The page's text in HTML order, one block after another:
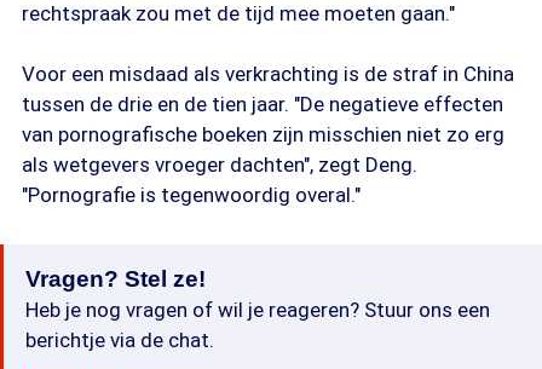
rechtspraak zou met de tijd mee moeten gaan."
Voor een misdaad als verkrachting is de straf in China
tussen de drie en de tien jaar. "De negatieve effecten
van pornografische boeken zijn misschien niet zo erg
als wetgevers vroeger dachten", zegt Deng.
"Pornografie is tegenwoordig overal."
Vragen? Stel ze!
Heb je nog vragen of wil je reageren? Stuur ons een
berichtje via de chat.